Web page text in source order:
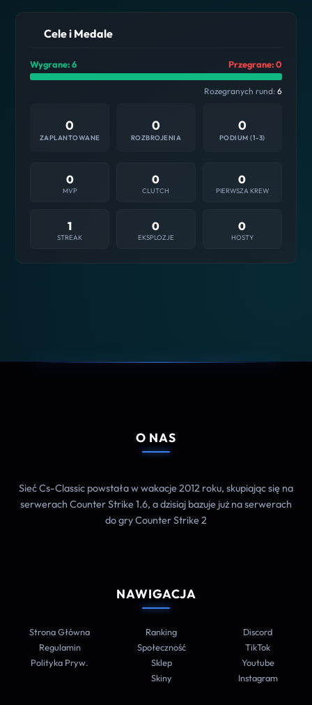
Cele i Medale
Wygrane: 6 Przegrane: 0
Rozegranych rund: 6
0
ZAPLANTOWANE
0
ROZBROJENIA
0
PODIUM (1-3)
0
MVP
0
CLUTCH
0
PIERWSZA KREW
1
STREAK
0
EKSPLOZJE
0
HOSTY
O NAS
Sieć Cs-Classic powstała w wakacje 2012 roku, skupiając się na
serwerach Counter Strike 1.6, a dzisiaj bazuje już na serwerach
do gry Counter Strike 2
NAWIGACJA
Strona Główna
Regulamin
Polityka Pryw.
Ranking
Społeczność
Sklep
Skiny
Discord
TikTok
Youtube
Instagram